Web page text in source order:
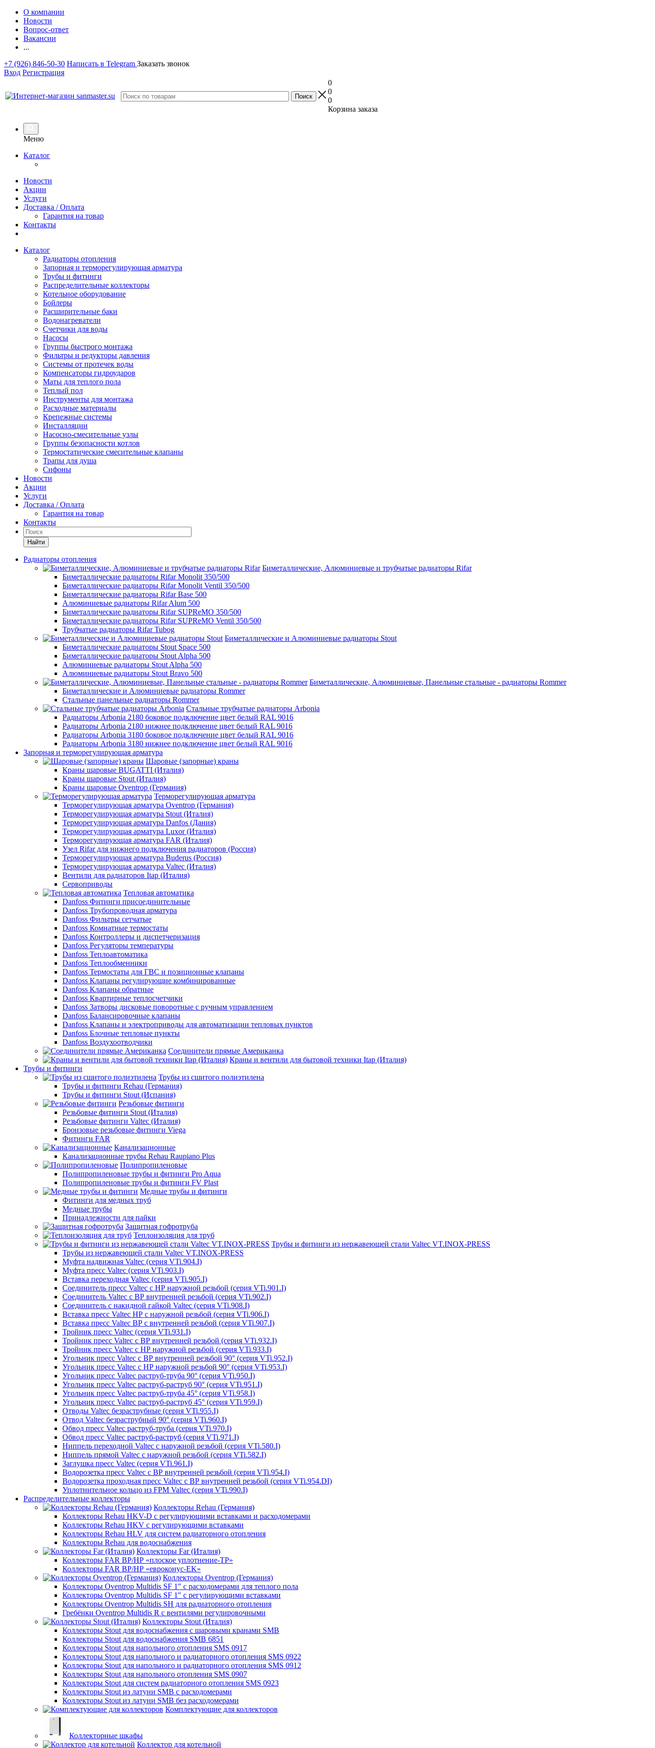
О компании
Новости
Вопрос-ответ
Вакансии
...
+7 (926) 846-50-30 Написать в Telegram Заказать звонок
Вход Регистрация
0
0
0
Корзина заказа
Меню
Каталог
Новости
Акции
Услуги
Доставка / Оплата
Гарантия на товар
Контакты
Каталог
Радиаторы отопления
Запорная и терморегулирующая арматура
Трубы и фитинги
Распределительные коллекторы
Котельное оборудование
Бойлеры
Расширительные баки
Водонагреватели
Счетчики для воды
Насосы
Группы быстрого монтажа
Фильтры и редукторы давления
Системы от протечек воды
Компенсаторы гидроударов
Маты для теплого пола
Теплый пол
Инструменты для монтажа
Расходные материалы
Крепежные системы
Инсталляции
Насосно-смесительные узлы
Группы безопасности котлов
Термостатические смесительные клапаны
Трапы для душа
Сифоны
Новости
Акции
Услуги
Доставка / Оплата
Гарантия на товар
Контакты
Найти
Радиаторы отопления
Биметаллические, Алюминиевые и трубчатые радиаторы Rifar
Биметаллические радиаторы Rifar Monolit 350/500
Биметаллические радиаторы Rifar Monolit Ventil 350/500
Биметаллические радиаторы Rifar Base 500
Алюминиевые радиаторы Rifar Alum 500
Биметаллические радиаторы Rifar SUPReMO 350/500
Биметаллические радиаторы Rifar SUPReMO Ventil 350/500
Трубчатые радиаторы Rifar Tubog
Биметаллические и Алюминиевые радиаторы Stout
Биметаллические радиаторы Stout Space 500
Биметаллические радиаторы Stout Alpha 500
Алюминиевые радиаторы Stout Alpha 500
Алюминиевые радиаторы Stout Bravo 500
Биметаллические, Алюминиевые, Панельные стальные - радиаторы Rommer
Биметаллические и Алюминиевые радиаторы Rommer
Стальные панельные радиаторы Rommer
Стальные трубчатые радиаторы Arbonia
Радиаторы Arbonia 2180 боковое подключение цвет белый RAL 9016
Радиаторы Arbonia 2180 нижнее подключение цвет белый RAL 9016
Радиаторы Arbonia 3180 боковое подключение цвет белый RAL 9016
Радиаторы Arbonia 3180 нижнее подключение цвет белый RAL 9016
Запорная и терморегулирующая арматура
Шаровые (запорные) краны
Краны шаровые BUGATTI (Италия)
Краны шаровые Stout (Италия)
Краны шаровые Oventrop (Германия)
Терморегулирующая арматура
Терморегулирующая арматура Oventrop (Германия)
Терморегулирующая арматура Stout (Италия)
Терморегулирующая арматура Danfos (Дания)
Терморегулирующая арматура Luxor (Италия)
Терморегулирующая арматура FAR (Италия)
Узел Rifar для нижнего подключения радиаторов (Россия)
Терморегулирующая арматура Buderus (Россия)
Терморегулирующая арматура Valtec (Италия)
Вентили для радиаторов Itap (Италия)
Сервоприводы
Тепловая автоматика
Danfoss Фитинги присоединительные
Danfoss Трубопроводная арматура
Danfoss Фильтры сетчатые
Danfoss Комнатные термостаты
Danfoss Контроллеры и диспетчеризация
Danfoss Регуляторы температуры
Danfoss Теплоавтоматика
Danfoss Теплообменники
Danfoss Термостаты для ГВС и позиционные клапаны
Danfoss Клапаны регулирующие комбинированные
Danfoss Клапаны обратные
Danfoss Квартирные теплосчетчики
Danfoss Затворы дисковые поворотные с ручным управлением
Danfoss Балансировочные клапаны
Danfoss Клапаны и электроприводы для автоматизации тепловых пунктов
Danfoss Блочные тепловые пункты
Danfoss Воздухоотводчики
Соединители прямые Американка
Краны и вентили для бытовой техники Itap (Италия)
Трубы и фитинги
Трубы из сшитого полиэтилена
Трубы и фитинги Rehau (Германия)
Трубы и фитинги Stout (Испания)
Резьбовые фитинги
Резьбовые фитинги Stout (Италия)
Резьбовые фитинги Valtec (Италия)
Бронзовые резьбовые фитинги Viega
Фитинги FAR
Канализационные
Канализационные трубы Rehau Raupiano Plus
Полипропиленовые
Полипропиленовые трубы и фитинги Pro Aqua
Полипропиленовые трубы и фитинги FV Plast
Медные трубы и фитинги
Фитинги для медных труб
Медные трубы
Принадлежности для пайки
Защитная гофротруба
Теплоизоляция для труб
Трубы и фитинги из нержавеющей стали Valtec VT.INOX-PRESS
Трубы из нержавеющей стали Valtec VT.INOX-PRESS
Муфта надвижная Valtec (серия VTi.904.I)
Муфта пресс Valtec (серия VTi.903.I)
Вставка переходная Valtec (серия VTi.905.I)
Соединитель пресс Valtec с НР наружной резьбой (серия VTi.901.I)
Соединитель Valtec с ВР внутренней резьбой (серия VTi.902.I)
Соединитель с накидной гайкой Valtec (серия VTi.908.I)
Вставка пресс Valtec НР с наружной резьбой (серия VTi.906.I)
Вставка пресс Valtec ВР с внутренней резьбой (серия VTi.907.I)
Тройник пресс Valtec (серия VTi.931.I)
Тройник пресс Valtec с ВР внутренней резьбой (серия VTi.932.I)
Тройник пресс Valtec с НР наружной резьбой (серия VTi.933.I)
Угольник пресс Valtec с ВР внутренней резьбой 90° (серия VTi.952.I)
Угольник пресс Valtec с НР наружной резьбой 90° (серия VTi.953.I)
Угольник пресс Valtec раструб-труба 90° (серия VTi.950.I)
Угольник пресс Valtec раструб-раструб 90° (серия VTi.951.I)
Угольник пресс Valtec раструб-труба 45° (серия VTi.958.I)
Угольник пресс Valtec раструб-раструб 45° (серия VTi.959.I)
Отводы Valtec безраструбные (серия VTi.955.I)
Отвод Valtec безраструбный 90° (серия VTi.960.I)
Обвод пресс Valtec раструб-труба (серия VTi.970.I)
Обвод пресс Valtec раструб-раструб (серия VTi.971.I)
Ниппель переходной Valtec с наружной резьбой (серия VTi.580.I)
Ниппель прямой Valtec с наружной резьбой (серия VTi.582.I)
Заглушка пресс Valtec (серия VTi.961.I)
Водорозетка пресс Valtec с ВР внутренней резьбой (серия VTi.954.I)
Водорозетка проходная пресс Valtec с ВР внутренней резьбой (серия VTi.954.DI)
Уплотнительное кольцо из FPM Valtec (серия VTi.990.I)
Распределительные коллекторы
Коллекторы Rehau (Германия)
Коллекторы Rehau HKV-D с регулирующими вставками и расходомерами
Коллекторы Rehau HKV с регулирующими вставками
Коллекторы Rehau HLV для систем радиаторного отопления
Коллекторы Rehau для водоснабжения
Коллекторы Far (Италия)
Коллекторы FAR ВР/НР «плоское уплотнение-TP»
Коллекторы FAR ВР/НР «евроконус-EK»
Коллекторы Oventrop (Германия)
Коллекторы Oventrop Multidis SF 1" с расходомерами для теплого пола
Коллекторы Oventrop Multidis SF 1" с регулирующими вставками
Коллекторы Oventrop Multidis SH для радиаторного отопления
Гребёнки Oventrop Multidis R с вентилями регулировочными
Коллекторы Stout (Италия)
Коллекторы Stout для водоснабжения с шаровыми кранами SMB
Коллекторы Stout для водоснабжения SMB 6851
Коллекторы Stout для напольного отопления SMS 0917
Коллекторы Stout для напольного и радиаторного отопления SMS 0922
Коллекторы Stout для напольного и радиаторного отопления SMS 0912
Коллекторы Stout для напольного отопления SMS 0907
Коллекторы Stout для систем радиаторного отопления SMS 0923
Коллекторы Stout из латуни SMB с расходомерами
Коллекторы Stout из латуни SMB без расходомерами
Комплектующие для коллекторов
Коллекторные шкафы
Коллектор для котельной